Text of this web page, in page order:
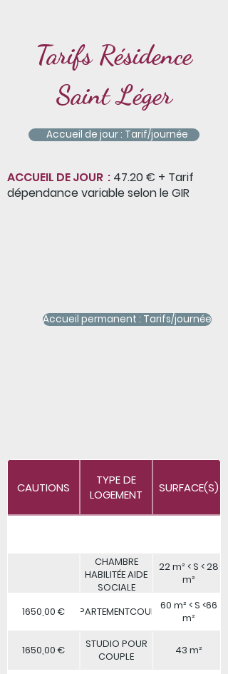
Tarifs Résidence
Saint Léger
Accueil de jour : Tarif/journée
ACCUEIL DE JOUR : 47.20 € + Tarif
dépendance variable selon le GIR
Accueil permanent : Tarifs/journée
CAUTIONS
TYPE DE
LOGEMENT
SURFACE(S)
CHAMBRE
HABILITÉE AIDE
SOCIALE
22 m² < S < 28
m²
1650,00 € APPARTEMENTCOUPLE60 m² < S <66
m²
1650,00 €
STUDIO POUR
COUPLE
43 m²